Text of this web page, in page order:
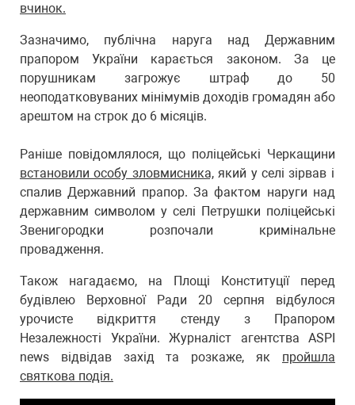
вчинок.
Зазначимо, публічна наруга над Державним
прапором України карається законом. За це
порушникам загрожує штраф до 50
неоподатковуваних мінімумів доходів громадян або
арештом на строк до 6 місяців.
Раніше повідомлялося, що поліцейські Черкащини
встановили особу зловмисника,який у селі зірвав і
спалив Державний прапор. За фактом наруги над
державним символом у селі Петрушки поліцейські
Звенигородки розпочали кримінальне
провадження.
Також нагадаємо, на Площі Конституції перед
будівлею Верховної Ради 20 серпня відбулося
урочисте відкриття стенду з Прапором
Незалежності України. Журналіст агентства ASPI
news відвідав захід та розкаже, як пройшла
святкова подія.